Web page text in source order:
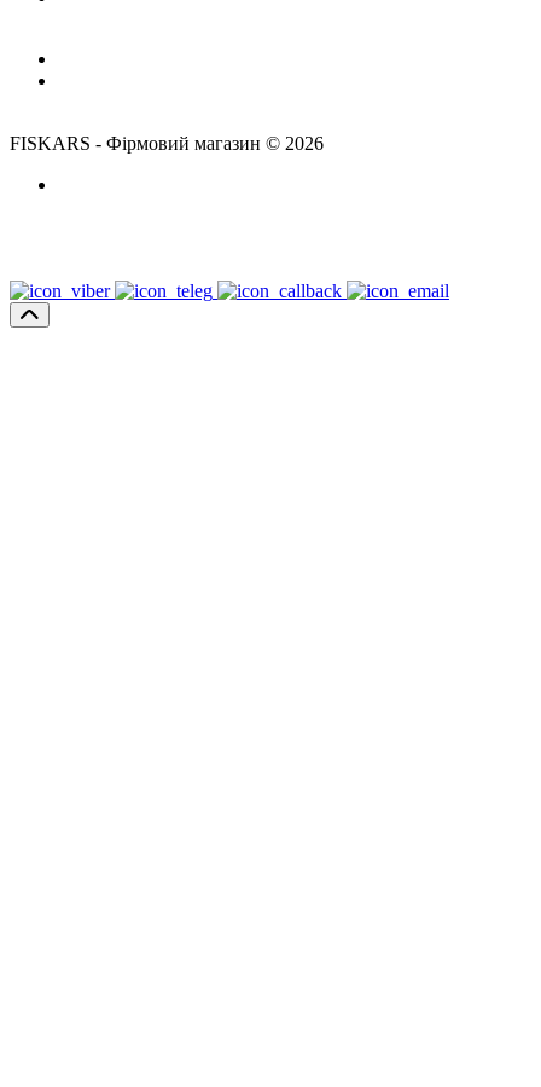
FISKARS - Фірмовий магазин © 2026